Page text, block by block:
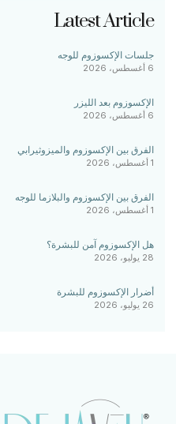
Latest Article
جلسات الإكسوزوم للوجه
6 أغسطس، 2026
الإكسوزوم بعد الليزر
6 أغسطس، 2026
الفرق بين الإكسوزوم والميزوثيرابي
1 أغسطس، 2026
الفرق بين الإكسوزوم والبلازما للوجه
1 أغسطس، 2026
هل الإكسوزوم آمن للبشرة؟
28 يوليو، 2026
أضرار الإكسوزوم للبشرة
26 يوليو، 2026